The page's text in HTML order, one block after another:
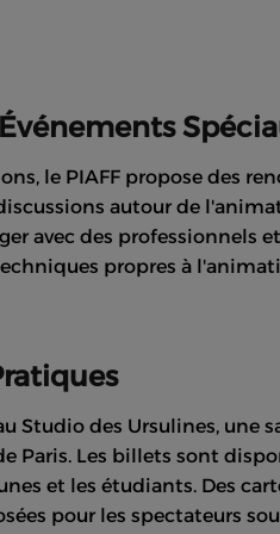
le PIAFF propose des
autour de
avec des professionnels
propres à
Studio des Ursulines,
Paris. Les billets sont
et les étudiants. Des
pour les spectateurs